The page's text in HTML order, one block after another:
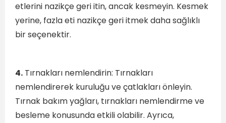
etlerini nazikçe geri itin, ancak kesmeyin. Kesmek
yerine, fazla eti nazikçe geri itmek daha sağlıklı
bir seçenektir.
4. Tırnakları nemlendirin: Tırnakları
nemlendirerek kuruluğu ve çatlakları önleyin.
Tırnak bakım yağları, tırnakları nemlendirme ve
besleme konusunda etkili olabilir. Ayrıca,